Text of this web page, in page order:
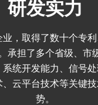
研发实力
，取得了数十个专
承担了多个省级、市
统开发能力、信号
云平台技术等关键
势。